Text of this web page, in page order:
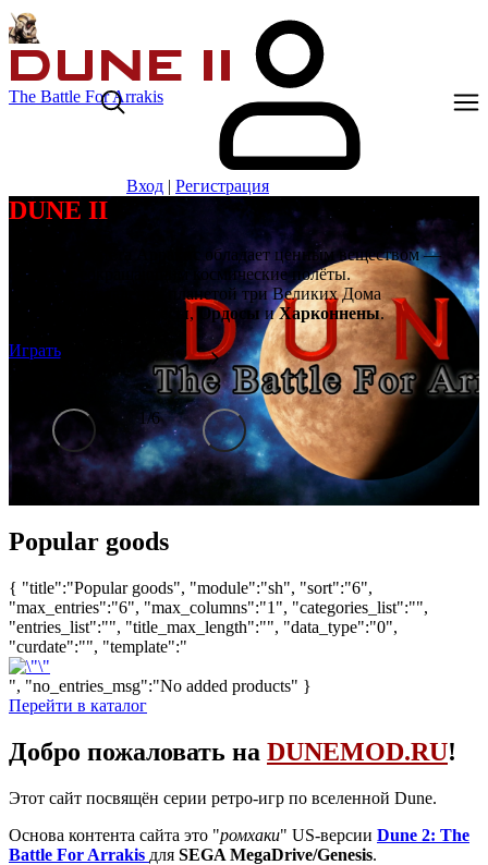
The Battle For Arrakis
Вход | Регистрация
DUNE II
Далёкая планета Арракис обладает ценным веществом —
спайсом, сокращающим космические полёты.
Борются за владение планетой три Великих Дома
Ландсраада:
Атрейдесы, ОрдосыиХарконнены.
Играть
1/6
Popular goods
{ "title":"Popular goods", "module":"sh", "sort":"6",
"max_entries":"6", "max_columns":"1", "categories_list":"",
"entries_list":"", "title_max_length":"", "data_type":"0",
"curdate":"", "template":"
", "no_entries_msg":"No added products" }
Перейти в каталог
Добро пожаловать на DUNEMOD.RU!
Этот сайт посвящён серии ретро-игр по вселенной Dune.
Основа контента сайта это "ромхаки" US-версии Dune 2: The
Battle For Arrakis для SEGA MegaDrive/Genesis.